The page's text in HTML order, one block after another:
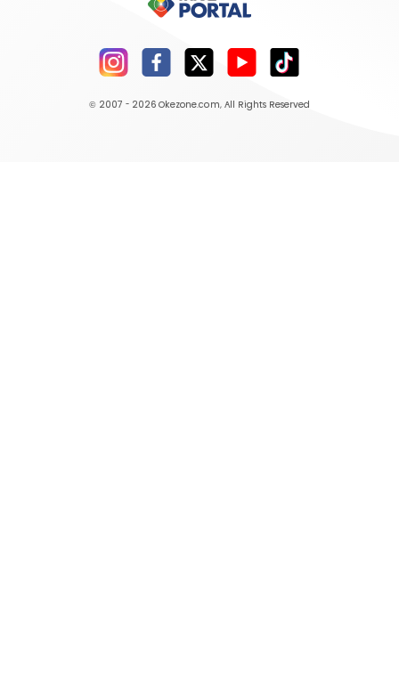
© 2007 - 2026 Okezone.com, All Rights Reserved